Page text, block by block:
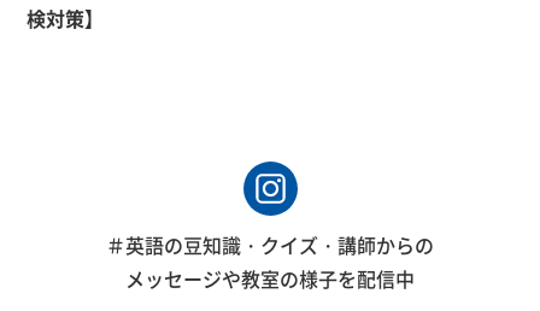
検対策】
＃英語の豆知識・クイズ・講師からの
メッセージや教室の様子を配信中